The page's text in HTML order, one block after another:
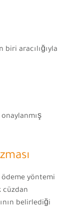
biri aracılığıyla
yöntemi
cüzdan
belirlediği